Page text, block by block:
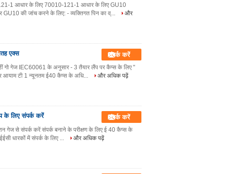
1 आधार के लिए 70010-121-1 आधार के लिए GU10
GU10 की जांच करने के लिए: - व्यक्तिगत पिन का व्...
और
एक्स संपर्क करें
गेज IEC60061 के अनुसार - 3 तैयार लैंप पर कैप्स के लिए "
टी 1 न्यूनतम ई40 कैप्स के अधि...
और अधिक पढ़ें
के लिए संपर्क करें संपर्क करें
से संपर्क करें संपर्क बनाने के परीक्षण के लिए ई 40 कैप्स के
धारकों में संपर्क के लिए ...
और अधिक पढ़ें